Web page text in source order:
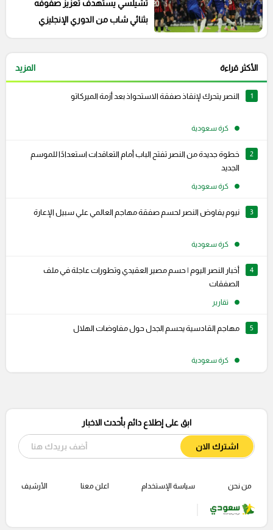
تشيلسي يستهدف تعزيز صفوفه
بثنائي شاب من الدوري الإنجليزي
الأكثر قراءة المزيد
1 النصر يتحرك لإنقاذ صفقة الاستحواذ بعد أزمة الميركاتو
كرة سعودية
2
خطوة جديدة من النصر تفتح الباب أمام التعاقدات استعدادًا للموسم
الجديد
كرة سعودية
3 نيوم يفاوض النصر لحسم صفقة مهاجم العالمي علي سبيل الإعارة
كرة سعودية
4
أخبار النصر اليوم | حسم مصير العقيدي وتطورات عاجلة في ملف
الصفقات
تقارير
5 مهاجم القادسية يحسم الجدل حول مفاوضات الهلال
كرة سعودية
ابق على إطلاع دائم بأحدث الاخبار
اشترك الان
من نحن سياسة الإستخدام اعلن معنا الأرشيف